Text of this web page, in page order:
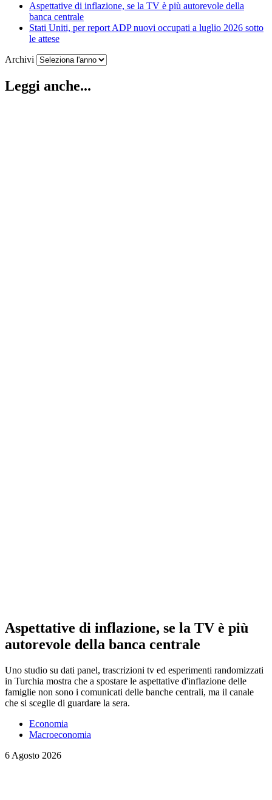
Aspettative di inflazione, se la TV è più autorevole della
banca centrale
Stati Uniti, per report ADP nuovi occupati a luglio 2026 sotto
le attese
Archivi
Leggi anche...
Aspettative di inflazione, se la TV è più
autorevole della banca centrale
Uno studio su dati panel, trascrizioni tv ed esperimenti randomizzati
in Turchia mostra che a spostare le aspettative d'inflazione delle
famiglie non sono i comunicati delle banche centrali, ma il canale
che si sceglie di guardare la sera.
Economia
Macroeconomia
6 Agosto 2026